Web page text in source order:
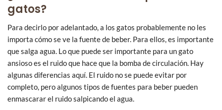
gatos?
Para decirlo por adelantado, a los gatos probablemente no les
importa cómo se ve la fuente de beber. Para ellos, es importante
que salga agua. Lo que puede ser importante para un gato
ansioso es el ruido que hace que la bomba de circulación. Hay
algunas diferencias aquí. El ruido no se puede evitar por
completo, pero algunos tipos de fuentes para beber pueden
enmascarar el ruido salpicando el agua.